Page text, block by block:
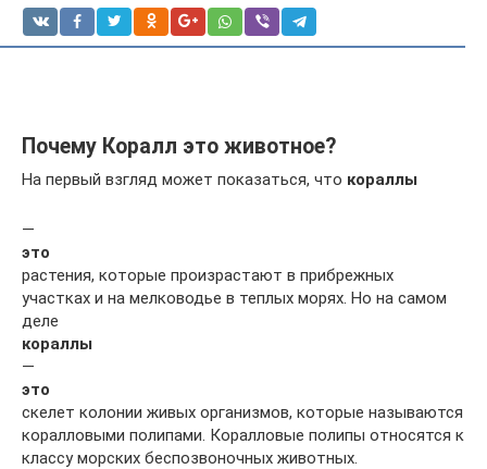
Почему Коралл это животное?
На первый взгляд может показаться, что кораллы
—
это
растения, которые произрастают в прибрежных
участках и на мелководье в теплых морях. Но на самом
деле
кораллы
—
это
скелет колонии живых организмов, которые называются
коралловыми полипами. Коралловые полипы относятся к
классу морских беспозвоночных животных.